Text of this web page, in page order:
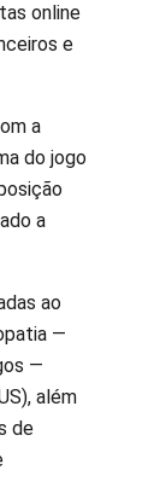
online
e
a
do jogo
a
ao
—
—
além
de